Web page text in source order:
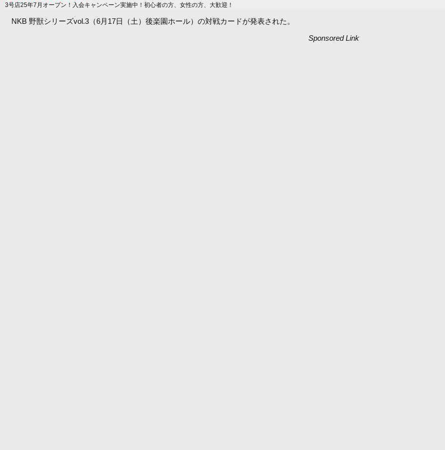
3号店25年7月オープン！入会キャンペーン実施中！初心者の方、女性の方、大歓迎！
NKB 野獣シリーズvol.3（6月17日（土）後楽園ホール）の対戦カードが発表された。
Sponsored Link